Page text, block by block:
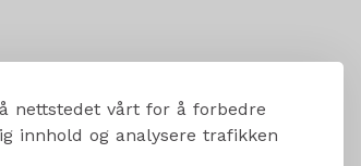
nettstedet vårt for å forbedre
innhold og analysere trafikken